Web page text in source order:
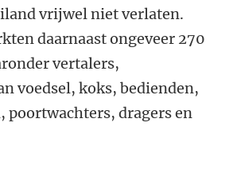
vrijwel niet verlaten.
daarnaast ongeveer 270
vertalers,
voedsel, koks, bedienden,
poortwachters, dragers en